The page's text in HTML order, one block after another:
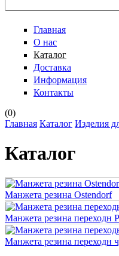
Главная
О нас
Каталог
Доставка
Информация
Контакты
(0)
Главная Каталог Изделия
Каталог
Манжета резина Ostendorf
Манжета резина переходн
Манжета резина переходн